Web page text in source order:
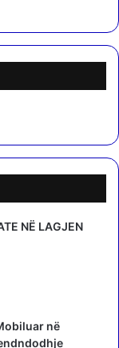
NË LAGJEN
në